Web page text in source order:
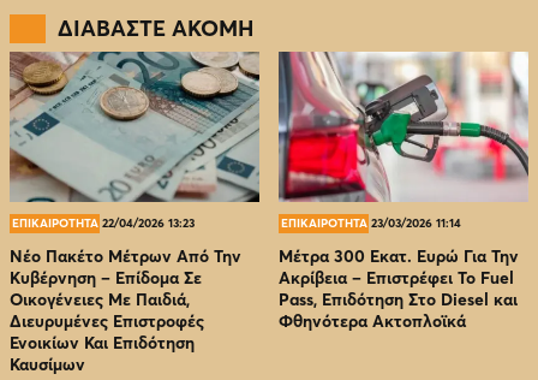
ΔΙΑΒΑΣΤΕ ΑΚΟΜΗ
ΕΠΙΚΑΙΡΟΤΗΤΑ 22/04/2026 13:23
Νέο Πακέτο Μέτρων Από Την
Κυβέρνηση – Επίδομα Σε
Οικογένειες Με Παιδιά,
Διευρυμένες Επιστροφές
Ενοικίων Και Επιδότηση
Καυσίμων
ΕΠΙΚΑΙΡΟΤΗΤΑ 23/03/2026 11:14
Μέτρα 300 Εκατ. Ευρώ Για Την
Ακρίβεια – Επιστρέφει Το Fuel
Pass, Επιδότηση Στο Diesel και
Φθηνότερα Ακτοπλοϊκά